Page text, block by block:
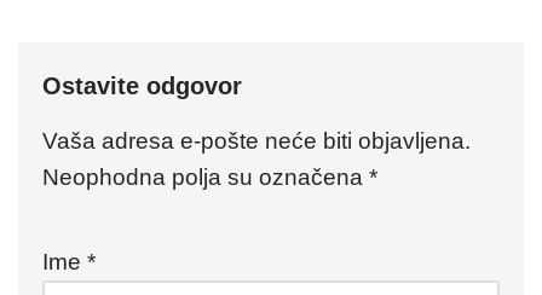
Ostavite odgovor
Vaša adresa e-pošte neće biti objavljena.
Neophodna polja su označena *
Ime *